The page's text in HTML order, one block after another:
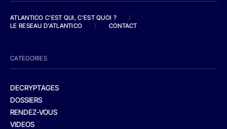
ATLANTICO C'EST QUI, C'EST QUOI ?
/
LE RESEAU D'ATLANTICO
/ CONTACT
CATEGORIES
DECRYPTAGES
DOSSIERS
RENDEZ-VOUS
VIDEOS